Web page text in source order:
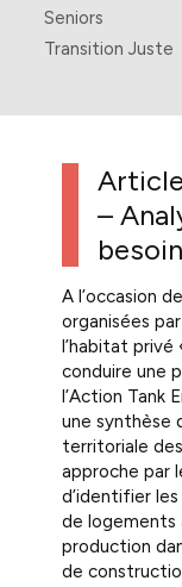
Seniors
Transition Juste
–
A l’occasion
organisées
l’habitat privé
conduire une
l’Action Tank
une synthèse
territoriale
approche par
d’identifier
de
production
de